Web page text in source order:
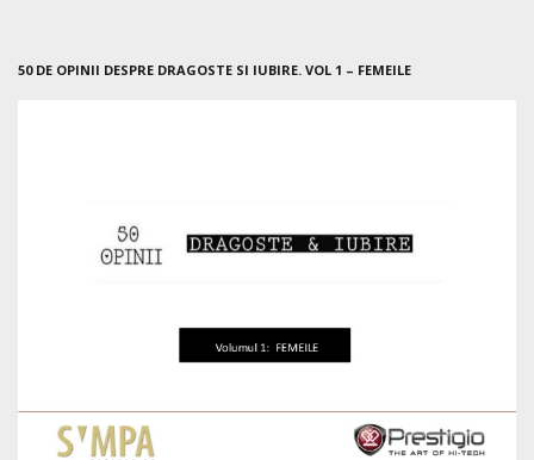
50 DE OPINII DESPRE DRAGOSTE SI IUBIRE. VOL 1 – FEMEILE